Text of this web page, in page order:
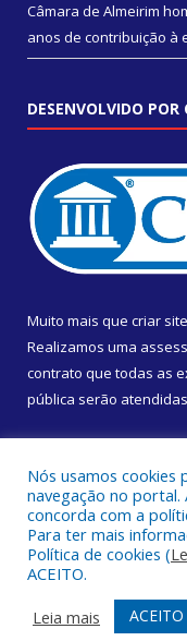
Câmara de Almeirim
anos de contribuição à
DESENVOLVIDO POR
Muito mais que criar site
Realizamos uma
contrato que todas as
pública serão
Todos os direitos
Mapa do Site
Acessar Webmail
Nós usamos cookies
navegação no
concorda com a
Para ter mais
Política de cookies (
ACEITO.
Leia mais
ACEITO